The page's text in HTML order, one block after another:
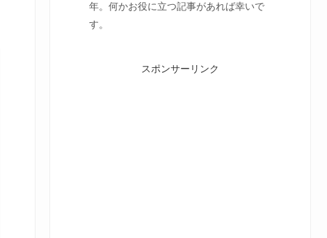
年。何かお役に立つ記事があれば幸いで
す。
スポンサーリンク